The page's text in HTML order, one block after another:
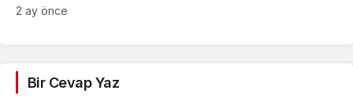
Parliament, Winston,
2 ay önce
Bir Cevap Yaz